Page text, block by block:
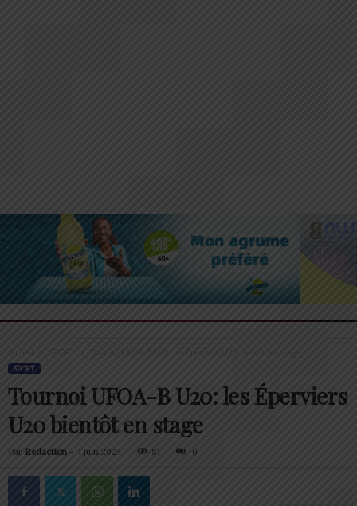
Accueil Tournoi UFOA-B U20: les Éperviers U20 bientôt en stage
SPORT
Tournoi UFOA-B U20: les Éperviers
U20 bientôt en stage
Par Redaction - 1 juin 2024 81 0